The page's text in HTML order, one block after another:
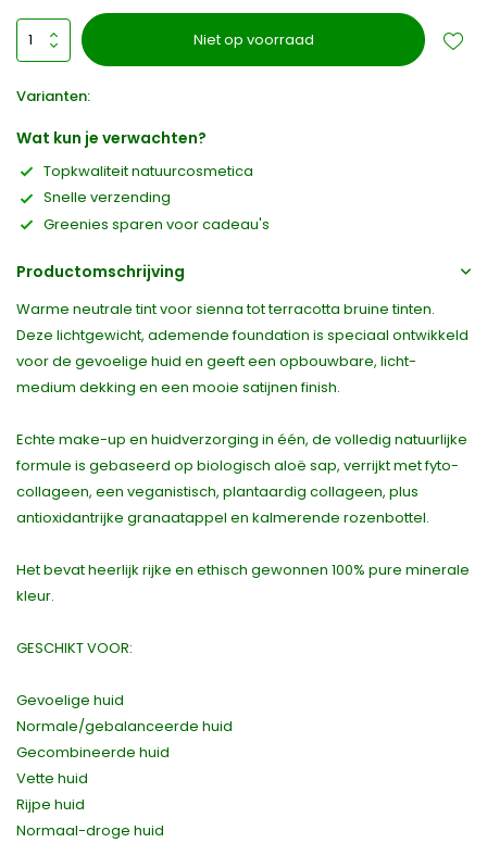
Niet op voorraad
Varianten:
Wat kun je verwachten?
Topkwaliteit natuurcosmetica
Snelle verzending
Greenies sparen voor cadeau's
Productomschrijving
Warme neutrale tint voor sienna tot terracotta bruine tinten.
Deze lichtgewicht, ademende foundation is speciaal ontwikkeld
voor de gevoelige huid en geeft een opbouwbare, licht-
medium dekking en een mooie satijnen finish.
Echte make-up en huidverzorging in één, de volledig natuurlijke
formule is gebaseerd op biologisch aloë sap, verrijkt met fyto-
collageen, een veganistisch, plantaardig collageen, plus
antioxidantrijke granaatappel en kalmerende rozenbottel.
Het bevat heerlijk rijke en ethisch gewonnen 100% pure minerale
kleur.
GESCHIKT VOOR:
Gevoelige huid
Normale/gebalanceerde huid
Gecombineerde huid
Vette huid
Rijpe huid
Normaal-droge huid